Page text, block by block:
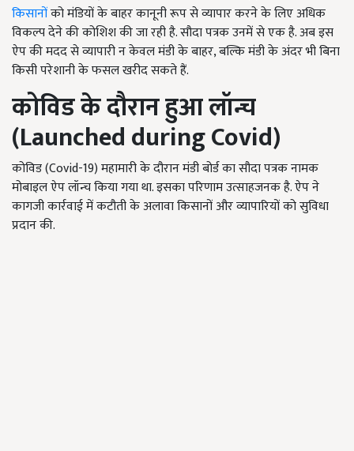
किसानोंको मंडियों के बाहर कानूनी रूप से व्यापार करने के लिए अधिक
विकल्प देने की कोशिश की जा रही है. सौदा पत्रक उनमें से एक है. अब इस
ऐप की मदद से व्यापारी न केवल मंडी के बाहर, बल्कि मंडी के अंदर भी बिना
किसी परेशानी के फसल खरीद सकते हैं.
कोविड के दौरान हुआ लॉन्च
(Launched during Covid)
कोविड (Covid-19) महामारी के दौरान मंडी बोर्ड का सौदा पत्रक नामक
मोबाइल ऐप लॉन्च किया गया था. इसका परिणाम उत्साहजनक है. ऐप ने
कागजी कार्रवाई में कटौती के अलावा किसानों और व्यापारियों को सुविधा
प्रदान की.